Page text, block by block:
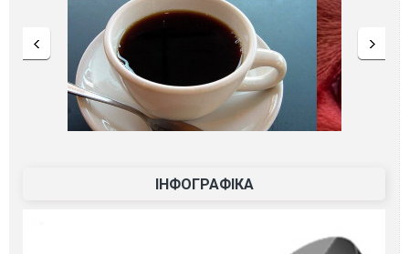
ІНФОГРАФІКА